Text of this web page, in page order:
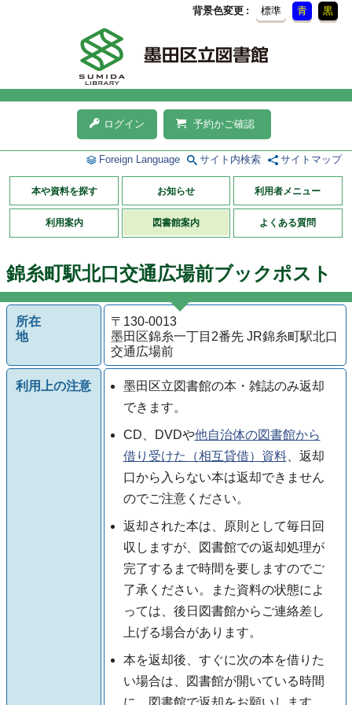
背景色変更 標準 青 黒
ログイン 予約かご確認
Foreign Language サイト内検索 サイトマップ
本や資料を探す お知らせ 利用者メニュー
利用案内 図書館案内 よくある質問
錦糸町駅北口交通広場前ブックポスト
所在
地
〒130-0013
墨田区錦糸一丁目2番先 JR錦糸町駅北口
交通広場前
利用上の注意
墨田区立図書館の本・雑誌のみ返却
できます。
CD、DVDや他自治体の図書館から
借り受けた（相互貸借）資料、返却
口から入らない本は返却できません
のでご注意ください。
返却された本は、原則として毎日回
収しますが、図書館での返却処理が
完了するまで時間を要しますのでご
了承ください。また資料の状態によ
っては、後日図書館からご連絡差し
上げる場合があります。
本を返却後、すぐに次の本を借りた
い場合は、図書館が開いている時間
に、図書館で返却をお願いします。